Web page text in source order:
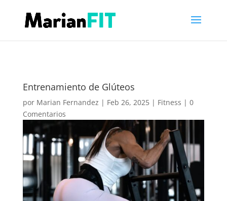
Entrenamiento de Glúteos
por Marian Fernandez | Feb 26, 2025| Fitness | 0
Comentarios